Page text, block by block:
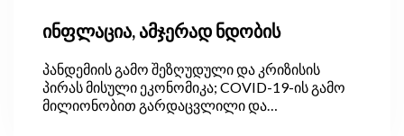
ინფლაცია, ამჯერად ნდობის
პანდემიის გამო შეზღუდული და კრიზისის
პირას მისული ეკონომიკა; COVID-19-ის გამო
მილიონობით გარდაცვლილი და